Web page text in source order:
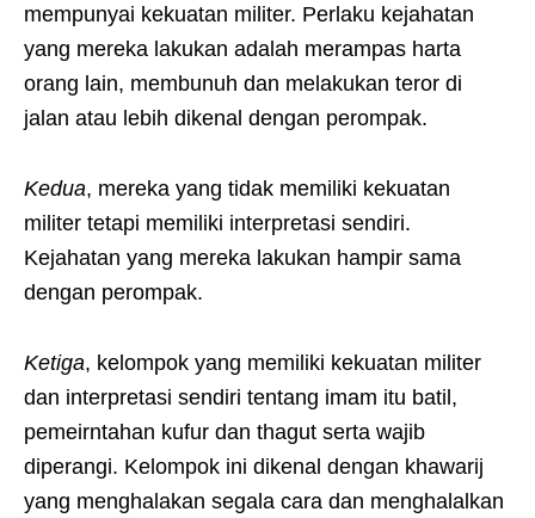
mempunyai kekuatan militer. Perlaku kejahatan
yang mereka lakukan adalah merampas harta
orang lain, membunuh dan melakukan teror di
jalan atau lebih dikenal dengan perompak.
Kedua, mereka yang tidak memiliki kekuatan
militer tetapi memiliki interpretasi sendiri.
Kejahatan yang mereka lakukan hampir sama
dengan perompak.
Ketiga, kelompok yang memiliki kekuatan militer
dan interpretasi sendiri tentang imam itu batil,
pemeirntahan kufur dan thagut serta wajib
diperangi. Kelompok ini dikenal dengan khawarij
yang menghalakan segala cara dan menghalalkan